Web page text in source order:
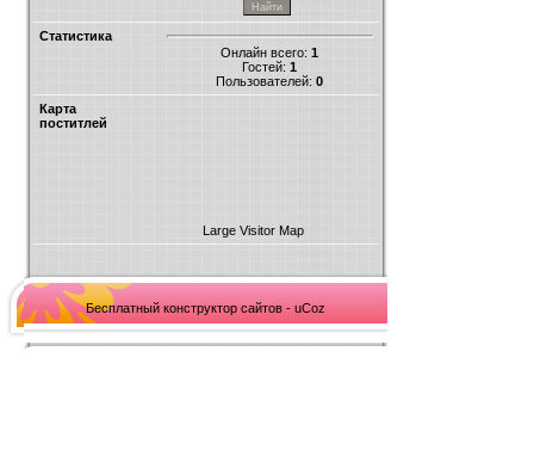
Статистика
Онлайн всего: 1
Гостей: 1
Пользователей: 0
Карта
поститлей
Large Visitor Map
Бесплатный конструктор сайтов - uCoz